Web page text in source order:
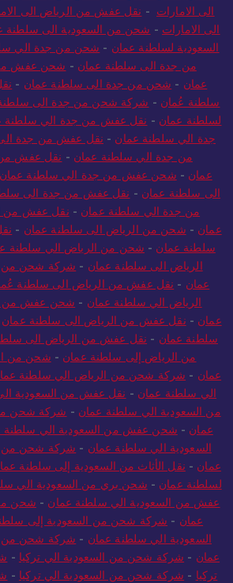
الى الامارات - نقل عفش من الرياض الى
الى الامارات - شحن من السعودية الى سلطنة
السعودية لسلطنة عمان - شحن من جدة الي
من جدة الى سلطنة عمان - شحن عفش
عمان - شحن من جدة الى سلطنة عمان -
سلطنة عُمان - شركة شحن من جدة الى
لسلطنة عمان - نقل عفش من جدة الي سلطنة
جدة الي سلطنة عمان - نقل عفش من جدة
من جدة الي سلطنة عمان - نقل عفش
عمان - شحن عفش من جدة الي سلطنة عمان
الى سلطنة عمان - نقل عفش من جدة الى
من جدة الي سلطنة عمان - نقل عفش من
عمان - شحن من الرياض الى سلطنة عمان -
سلطنة عمان - شحن من الرياض الي سلطنة
الرياض الى سلطنة عمان - شركة شحن من
عمان - نقل عفش من الرياض الى سلطنة
الرياض الي سلطنة عمان - شحن عفش من
عمان - نقل عفش من الرياض الى سلطنة عمان
سلطنة عمان - نقل عفش من الرياض الى
من الرياض إلى سلطنة عمان - شحن من
عمان - شركة شحن من الرياض الي سلطنة
الي سلطنة عمان - نقل عفش من السعودية
من السعودية الي سلطنة عمان - شركة شحن
عمان - شحن عفش من السعودية الي سلطنة
السعودية الي سلطنة عمان - شركة شحن من
عمان - نقل الأثاث من السعودية إلى سلطنة
لسلطنة عمان - شحن بري من السعودية الي
عفش من السعودية الي سلطنة عمان - شحن
عمان - شركة شحن من السعودية إلى
السعودية الي سلطنة عمان - شركة شحن من
عمان - شركة شحن من السعودية الي تركيا -
تركيا - شركة شحن من السعودية الي تركيا -